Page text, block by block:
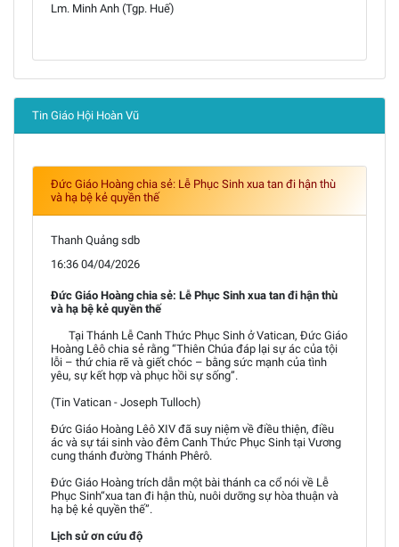
Lm. Minh Anh (Tgp. Huế)
Tin Giáo Hội Hoàn Vũ
Đức Giáo Hoàng chia sẻ: Lễ Phục Sinh xua tan đi hận thù
và hạ bệ kẻ quyền thế
Thanh Quảng sdb
16:36 04/04/2026
Đức Giáo Hoàng chia sẻ: Lễ Phục Sinh xua tan đi hận thù
và hạ bệ kẻ quyền thế
Tại Thánh Lễ Canh Thức Phục Sinh ở Vatican, Đức Giáo
Hoàng Lêô chia sẻ rằng “Thiên Chúa đáp lại sự ác của tội
lỗi – thứ chia rẽ và giết chóc – bằng sức mạnh của tình
yêu, sự kết hợp và phục hồi sự sống”.
(Tin Vatican - Joseph Tulloch)
Đức Giáo Hoàng Lêô XIV đã suy niệm về điều thiện, điều
ác và sự tái sinh vào đêm Canh Thức Phục Sinh tại Vương
cung thánh đường Thánh Phêrô.
Đức Giáo Hoàng trích dẫn một bài thánh ca cổ nói về Lễ
Phục Sinh“xua tan đi hận thù, nuôi dưỡng sự hòa thuận và
hạ bệ kẻ quyền thế”.
Lịch sử ơn cứu độ